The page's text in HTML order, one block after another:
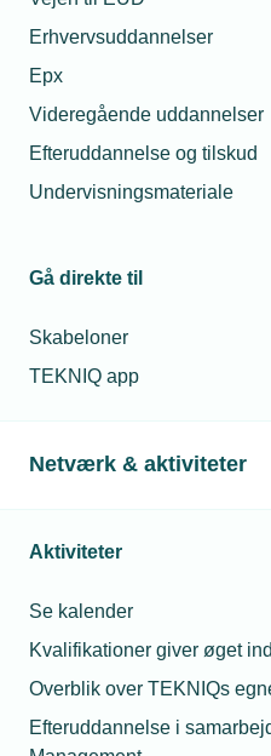
Erhvervsuddannelser
Epx
Videregående uddannelser
Efteruddannelse og tilskud
Undervisningsmateriale
Gå direkte til
Skabeloner
TEKNIQ app
Netværk & aktiviteter
Aktiviteter
Se kalender
Kvalifikationer giver øget
Overblik over TEKNIQs
Efteruddannelse i
12. februar 2024
Vi må vente på øget
TEKNIQ Arbejdsgiverne,